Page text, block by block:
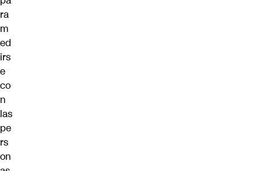
ra
m
ed
irs
e
co
n
las
pe
rs
on